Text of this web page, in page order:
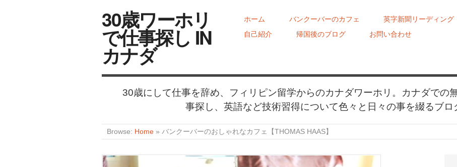
30歳ワーホリ
で仕事探し IN
カナダ
ホーム バンクーバーのカフェ 英字新聞リーディング
自己紹介
帰国後のブログ お問い合わせ
30歳にして仕事を辞め、フィリピン留学からのカナダワーホリ。カナダでの
事探し、英語など技術習得について色々と日々の事を綴るブロ
Browse: Home » バンクーバーのおしゃれなカフェ【THOMAS HAAS】